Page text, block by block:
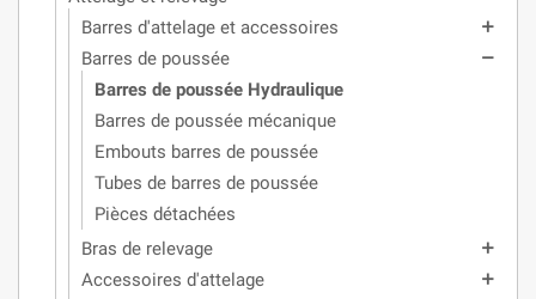
Barres d'attelage et accessoires add
Barres de poussée remove
Barres de poussée Hydraulique
Barres de poussée mécanique
Embouts barres de poussée
Tubes de barres de poussée
Pièces détachées
Bras de relevage
add
Accessoires d'attelage add